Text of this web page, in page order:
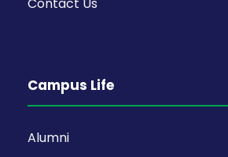
Campus Life
Alumni